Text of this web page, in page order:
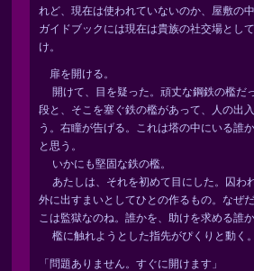
れど、現在は使われていないのか、屋敷の
ガイドブックには現在は貴族の社交場とし
け。
扉を開ける。
開けて、目を疑った。頑丈な鋼鉄の檻だ
段と、そこを塞ぐ鉄の檻があって、人の出
う。右瞳が告げる。これは塔の中にいる誰
と思う。
いかにも堅固な鉄の檻。
あたしは、それを初めて目にした。囚わ
外に出すまいとしてひとの作るもの。なぜ
こは監獄なのね。誰かを、助けを求める誰
檻に触れようとした指先がぴくりと動く
「問題ありません。すぐに開けます」